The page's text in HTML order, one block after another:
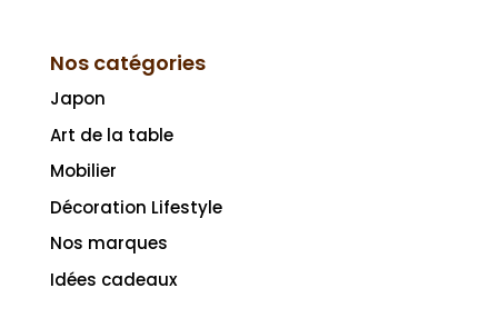
Nos catégories
Japon
Art de la table
Mobilier
Décoration Lifestyle
Nos marques
Idées cadeaux